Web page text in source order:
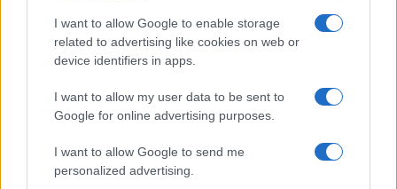
I want to allow Google to enable storage
related to advertising like cookies on web or
device identifiers in apps.
I want to allow my user data to be sent to
Google for online advertising purposes.
I want to allow Google to send me
personalized advertising.
©2026 - giardinaggio.net - p.iva 03338800984